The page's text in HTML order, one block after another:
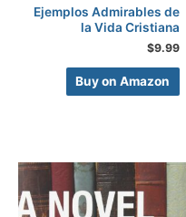
Ejemplos Admirables de
la Vida Cristiana
$9.99
Buy on Amazon